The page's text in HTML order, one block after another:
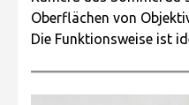
Oberflächen von
Die Funktionsweise ist